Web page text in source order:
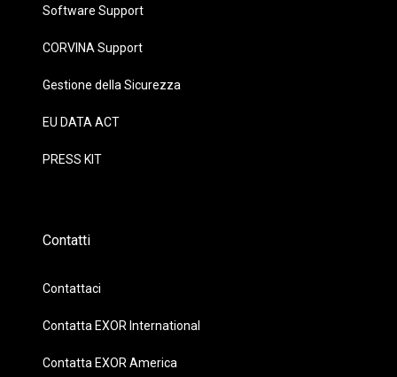
Software Support
CORVINA Support
Gestione della Sicurezza
EU DATA ACT
PRESS KIT
Contatti
Contattaci
Contatta EXOR International
Contatta EXOR America